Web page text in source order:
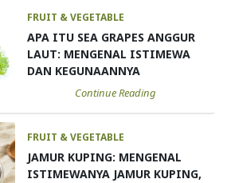
FRUIT & VEGETABLE
APA ITU SEA GRAPES ANGGUR
LAUT: MENGENAL ISTIMEWA
DAN KEGUNAANNYA
Continue Reading
FRUIT & VEGETABLE
JAMUR KUPING: MENGENAL
ISTIMEWANYA JAMUR KUPING,